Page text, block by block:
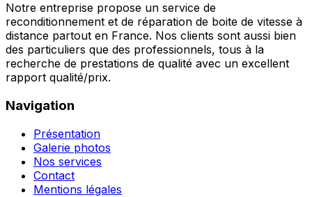
Notre entreprise propose un service de
reconditionnement et de réparation de boite de vitesse à
distance partout en France. Nos clients sont aussi bien
des particuliers que des professionnels, tous à la
recherche de prestations de qualité avec un excellent
rapport qualité/prix.
Navigation
Présentation
Galerie photos
Nos services
Contact
Mentions légales